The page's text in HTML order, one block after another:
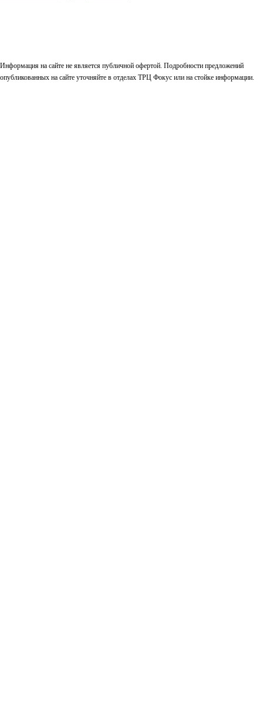
Информация на сайте не является публичной офертой. Подробности предложений
опубликованных на сайте уточняйте в отделах ТРЦ Фокус или на стойке информации.